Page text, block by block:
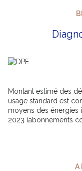
Montant estimé des
usage standard est
moyens des énergies
2023 (abonnements
A